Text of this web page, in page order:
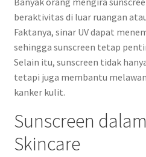
beraktivitas di luar ruangan
Faktanya, sinar UV dapat
sehingga sunscreen tetap
Selain itu, sunscreen tidak
tetapi juga membantu
kanker kulit.
Sunscreen
Skincare